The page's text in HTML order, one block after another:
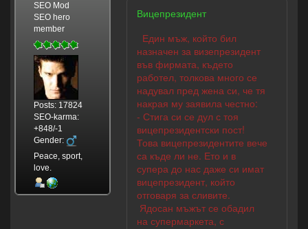
SEO Mod
SEO hero
member
Posts: 17824
SEO-karma:
+848/-1
Gender:
Peace, sport,
love.
Вицепрезидент
Един мъж, който бил
назначен за визепрезидент
във фирмата, където
работел, толкова много се
надувал пред жена си, че тя
накрая му заявила честно:
- Стига си се дул с тоя
вицепрезидентски пост!
Това вицепрезидентите вече
са къде ли не. Ето и в
супера до нас даже си имат
вицепрезидент, който
отговаря за сливите.
Ядосан мъжът се обадил
на супермаркета, с